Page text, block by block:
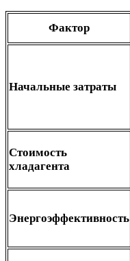
Фактор
Начальные затраты
Стоимость
хладагента
Энергоэффективность